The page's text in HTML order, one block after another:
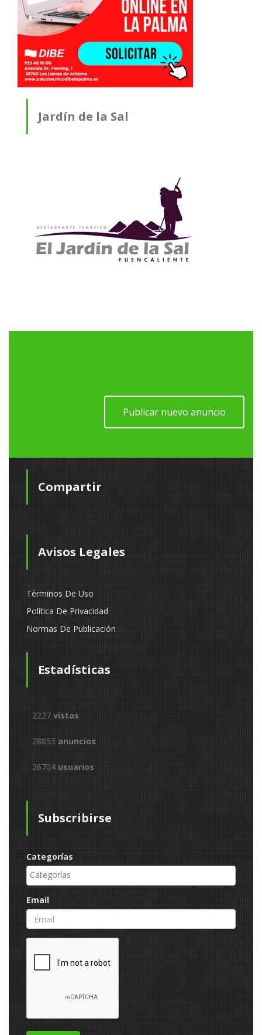
Jardín de la Sal
Publicar nuevo anuncio
Compartir
Avisos Legales
Términos De Uso
Política De Privacidad
Normas De Publicación
Estadísticas
2227 vistas
28853 anuncios
26704 usuarios
Subscribirse
Categorías
Email